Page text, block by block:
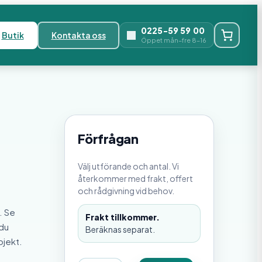
Butik Kontakta oss 0225-59 59 00
Öppet mån–fre 8–16
Se
Förfrågan
Välj utförande och antal. Vi
återkommer med frakt, offert
och rådgivning vid behov.
Frakt tillkommer.
Beräknas separat.